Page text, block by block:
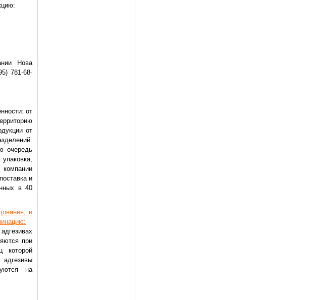
Нова
781-68-
от
от
очередь
и
в 40
в
при
которой
на